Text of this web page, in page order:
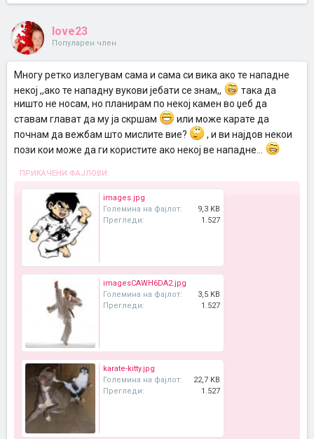
love23
Популарен член
Многу ретко излегувам сама и сама си вика ако те нападне
некој ,,ако те нападну вукови јебати се знам,,
така да
ништо не носам, но планирам по некој камен во џеб да
ставам глават да му ја скршам
или може карате да
почнам да вежбам што мислите вие?
, и ви најдов некои
пози кои може да ги користите ако некој ве нападне...
ПРИКАЧЕНИ ФАЈЛОВИ:
images.jpg
Големина на фајлот:
9,3 KB
Прегледи:
1.527
imagesCAWH6DA2.jpg
Големина на фајлот:
3,5 KB
Прегледи:
1.527
karate-kitty.jpg
Големина на фајлот:
22,7 KB
Прегледи:
1.527